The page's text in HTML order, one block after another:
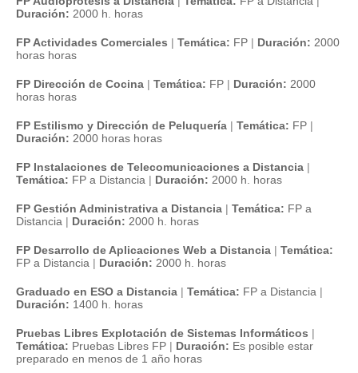
Duración: 2000 h. horas
FP Actividades Comerciales | Temática: FP | Duración: 2000
horas horas
FP Dirección de Cocina | Temática: FP | Duración: 2000
horas horas
FP Estilismo y Dirección de Peluquería | Temática: FP |
Duración: 2000 horas horas
FP Instalaciones de Telecomunicaciones a Distancia |
Temática: FP a Distancia | Duración: 2000 h. horas
FP Gestión Administrativa a Distancia | Temática: FP a
Distancia | Duración: 2000 h. horas
FP Desarrollo de Aplicaciones Web a Distancia | Temática:
FP a Distancia | Duración: 2000 h. horas
Graduado en ESO a Distancia | Temática: FP a Distancia |
Duración: 1400 h. horas
Pruebas Libres Explotación de Sistemas Informáticos |
Temática: Pruebas Libres FP | Duración: Es posible estar
preparado en menos de 1 año horas